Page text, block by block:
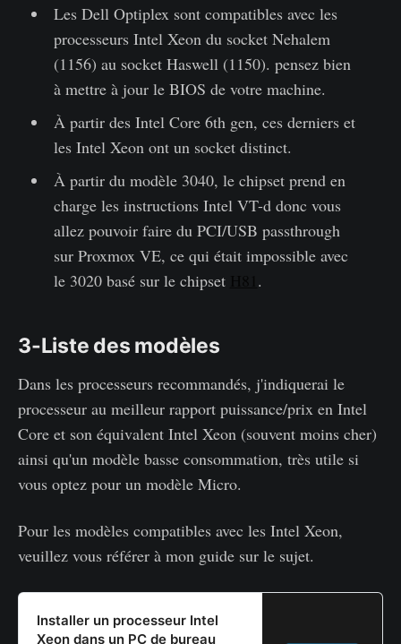
Les Dell Optiplex sont compatibles avec les
processeurs Intel Xeon du socket Nehalem
(1156) au socket Haswell (1150). pensez bien
à mettre à jour le BIOS de votre machine.
À partir des Intel Core 6th gen, ces derniers et
les Intel Xeon ont un socket distinct.
À partir du modèle 3040, le chipset prend en
charge les instructions Intel VT-d donc vous
allez pouvoir faire du PCI/USB passthrough
sur Proxmox VE, ce qui était impossible avec
le 3020 basé sur le chipset
.
3-Liste des modèles
Dans les processeurs recommandés, j'indiquerai le
processeur au meilleur rapport puissance/prix en Intel
Core et son équivalent Intel Xeon (souvent moins cher)
ainsi qu'un modèle basse consommation, très utile si
vous optez pour un modèle Micro.
Pour les modèles compatibles avec les Intel Xeon,
veuillez vous référer à mon guide sur le sujet.
Installer un processeur Intel
Xeon dans un PC de bureau